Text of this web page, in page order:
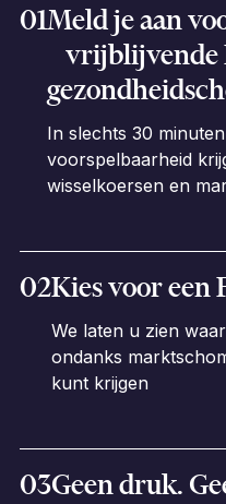
01Meld je aan
vrijblijvende
In slechts 30
voorspelbaarheid
wisselkoersen en
02Kies voor een
We laten u zien
ondanks
kunt krijgen
03Geen druk.